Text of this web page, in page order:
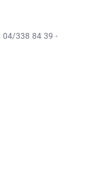
04/338 84 39 -